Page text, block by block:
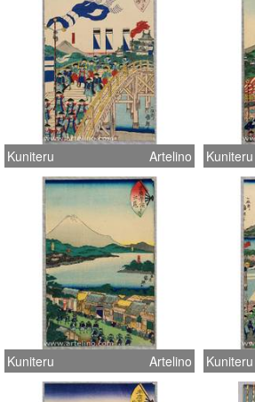
Kuniteru Artelino Kuniteru
Kuniteru Artelino Kuniteru